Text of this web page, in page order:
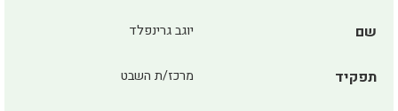
שם יוגב גרינפלד
תפקיד מרכז/ת השבט